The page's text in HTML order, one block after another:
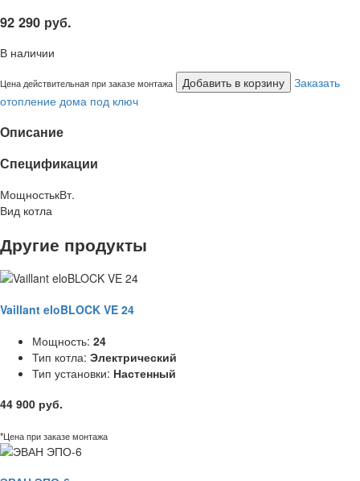
92 290 руб.
В наличии
Цена действительная при заказе монтажа Добавить в корзину Заказать
отопление дома под ключ
Описание
Спецификации
МощностькВт.
Вид котла
Другие продукты
Vaillant eloBLOCK VE 24
Мощность: 24
Тип котла: Электрический
Тип установки: Настенный
44 900 руб.
*Цена при заказе монтажа